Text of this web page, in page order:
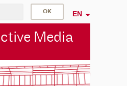
EN
Media